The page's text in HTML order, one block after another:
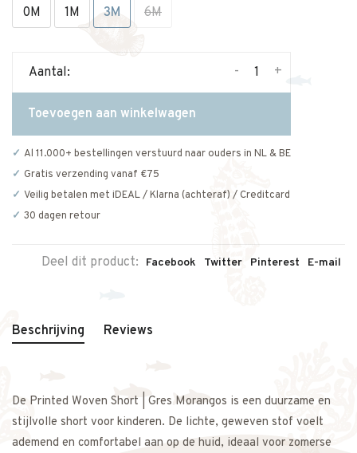
0M 1M 3M 6M
Aantal: +
-
Toevoegen aan winkelwagen
Al 11.000+ bestellingen verstuurd naar ouders in NL & BE
Gratis verzending vanaf €75
Veilig betalen met iDEAL / Klarna (achteraf) / Creditcard
30 dagen retour
Deel dit product: Facebook Twitter Pinterest E-mail
Beschrijving Reviews
De Printed Woven Short | Gres Morangos is een duurzame en
stijlvolle short voor kinderen. De lichte, geweven stof voelt
ademend en comfortabel aan op de huid, ideaal voor zomerse